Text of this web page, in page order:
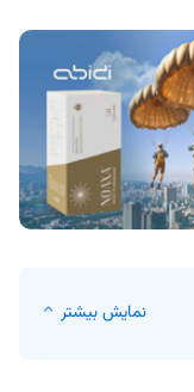
نمایش بیشتر